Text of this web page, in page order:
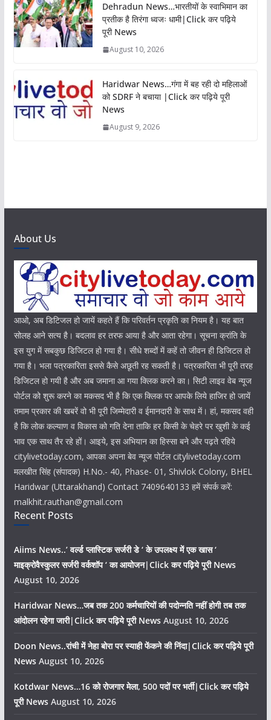
Dehradun News…भारतीयों के स्वाभिमान का
प्रतीक है तिरंगा ध्वजः धामी|Click कर पढ़िये
पूरी News
August 10, 2026
Haridwar News…गंगा में बह रही दो महिलाओं
को SDRF ने बचाया |Click कर पढ़िये पूरी
News
August 9, 2026
About Us
आओ, अब डिटिजल हो जायें कहते हैं कि परिवर्तन प्रकृति का नियम है। यह बात
सोलह आने सत्य है। बदलाव हर तरफ आया है और आता रहेगा। सूचना क्रांति के
इस युग में सबकुछ डिजिटल हो गया है। सीधे शब्दों में कहें तो जीवन ही डिजिटल हो
गया है। भला पत्रकारिता इससे कैसे अछूती रह सकती है। पत्रकारिता भी पूरी तरह
डिजिटल हो गयी है और अब जमाना आ गया क्लिक करने का। सिटी लाइव वेब न्यूज
पोर्टल को शुरू करने का मकसद भी है कि एक क्लिक पर आपके लिये हाजिर हो जायें
तमाम प्रकार की खबरें वो भी पूरी जिम्मेदारी व ईमानदारी के साथ में। हां, मकसद वही
है कि लोक कल्याण व विकास को गति देना ताकि हर किसी के चेहरे पर खुशी के कई
भाव एक साथ तैर रहे हों। आइये, इस अभियान का हिस्सा बने और पढ़ते रहिये
citylivetoday.com, आपका अपना बेव न्यूज पोर्टल citylivetoday.com
मलखीत सिंह (संपादक) H.No.- 40, Phase- 01, Shivlok Colony, BHEL
Haridwar (Uttarakhand) Contact 7409640133 हमें संपर्क करें:
malkhit.rauthan@gmail.com
Recent Posts
Aiims News..’ वर्ल्ड प्लास्टिक सर्जरी डे ‘ के उपलक्ष्य में एक खास ‘
माइक्रोवैस्कुलर सर्जरी वर्कशॉप ‘ का आयोजन|Click कर पढ़िये पूरी News
August 10, 2026
Haridwar News…जब तक 200 कर्मचारियों की पदोन्नति नहीं होगी तब तक
आंदोलन रहेगा जारी|Click कर पढ़िये पूरी News August 10, 2026
Doon News..रांची में नेहा बोरा पर स्याही फेंकने की निंदा|Click कर पढ़िये पूरी
News August 10, 2026
Kotdwar News…16 को रोजगार मेला, 500 पदों पर भर्ती|Click कर पढ़िये
पूरी News August 10, 2026